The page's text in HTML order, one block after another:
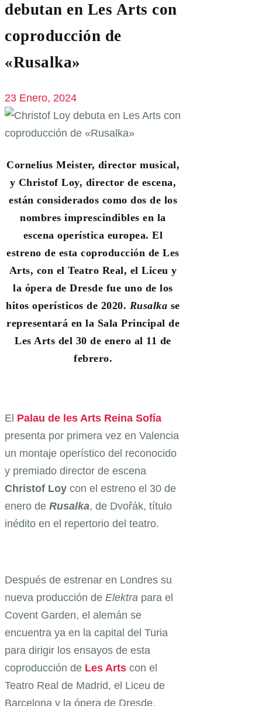
debutan en Les Arts con
coproducción de
«Rusalka»
23 Enero, 2024
Cornelius Meister, director musical,
y Christof Loy, director de escena,
están considerados como dos de los
nombres imprescindibles en la
escena operística europea. El
estreno de esta coproducción de Les
Arts, con el Teatro Real, el Liceu y
la ópera de Dresde fue uno de los
hitos operísticos de 2020. Rusalka se
representará en la Sala Principal de
Les Arts del 30 de enero al 11 de
febrero.
El Palau de les Arts Reina Sofía
presenta por primera vez en Valencia
un montaje operístico del reconocido
y premiado director de escena
Christof Loy con el estreno el 30 de
enero de Rusalka, de Dvořák, título
inédito en el repertorio del teatro.
Después de estrenar en Londres su
nueva producción de Elektra para el
Covent Garden, el alemán se
encuentra ya en la capital del Turia
para dirigir los ensayos de esta
coproducción de Les Arts con el
Teatro Real de Madrid, el Liceu de
Barcelona y la ópera de Dresde.